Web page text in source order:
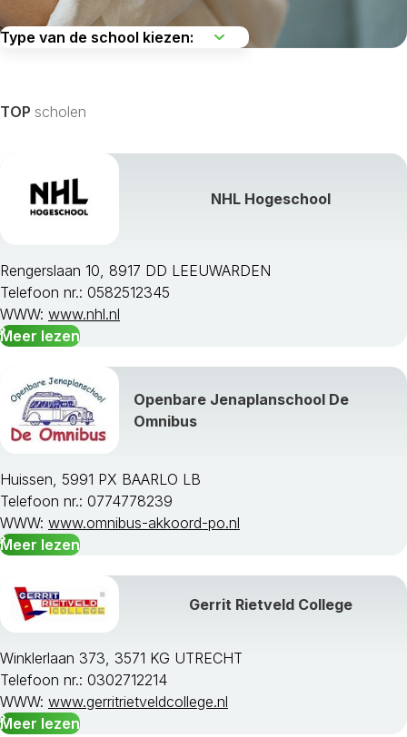
Alle studievakken weergeven »
TOP scholen
NHL Hogeschool
Rengerslaan 10, 8917 DD LEEUWARDEN
Telefoon nr.: 0582512345
WWW: www.nhl.nl
Meer lezen
Openbare Jenaplanschool De
Omnibus
Huissen, 5991 PX BAARLO LB
Telefoon nr.: 0774778239
WWW: www.omnibus-akkoord-po.nl
Meer lezen
Gerrit Rietveld College
Winklerlaan 373, 3571 KG UTRECHT
Telefoon nr.: 0302712214
WWW: www.gerritrietveldcollege.nl
Meer lezen